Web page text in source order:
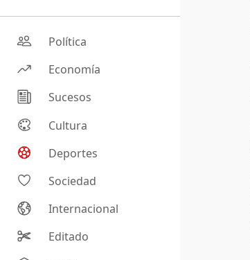
Política
Economía
Sucesos
Cultura
Deportes
Sociedad
Internacional
Editado